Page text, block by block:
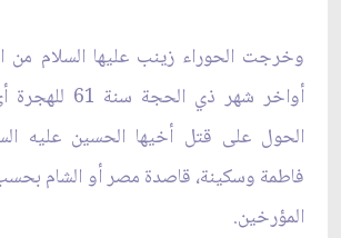
وخرجت الحوراء زينب عليها السلام من
أواخر شهر ذي
الحول على قتل أخيها الحسين عليه
فاطمة وسكينة، قاصدة مصر أو الشام
المؤرخين.